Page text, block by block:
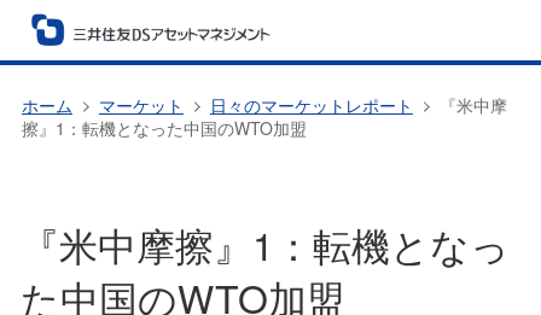
ホーム マーケット 日々のマーケットレポート
『米中摩
擦』1：転機となった中国のWTO加盟
『米中摩擦』1：転機となっ
た中国のWTO加盟